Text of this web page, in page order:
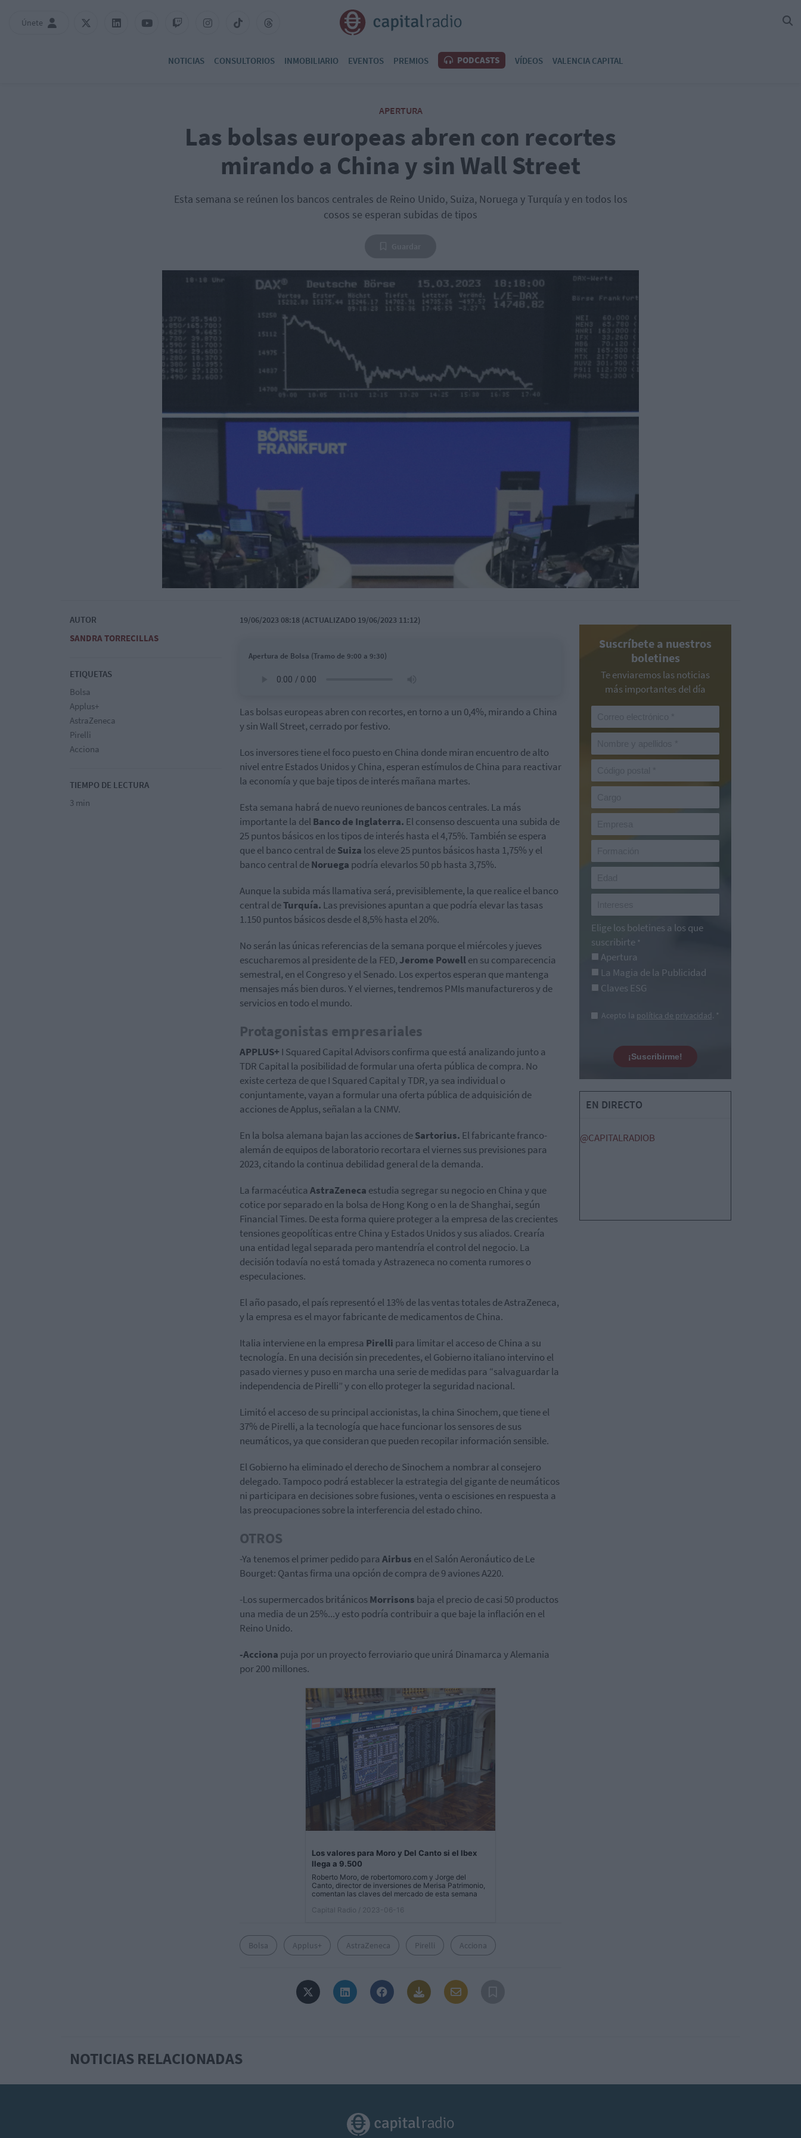
Únete
NOTICIAS CONSULTORIOS INMOBILIARIO EVENTOS PREMIOS PODCASTS VÍDEOS VALENCIA CAPITAL
APERTURA
Las bolsas europeas abren con recortes
mirando a China y sin Wall Street
Esta semana se reúnen los bancos centrales de Reino Unido, Suiza, Noruega y Turquía y en todos los
cosos se esperan subidas de tipos
AUTOR
SANDRA TORRECILLAS
ETIQUETAS
Bolsa
Applus+
AstraZeneca
Pirelli
Acciona
TIEMPO DE LECTURA
3 min
19/06/2023 08:18 (ACTUALIZADO 19/06/2023 11:12)
Apertura de Bolsa (Tramo de 9:00 a 9:30)
Las bolsas europeas abren con recortes, en torno a un 0,4%, mirando a China
y sin Wall Street, cerrado por festivo.
Los inversores tiene el foco puesto en China donde miran encuentro de alto
nivel entre Estados Unidos y China, esperan estímulos de China para reactivar
la economía y que baje tipos de interés mañana martes.
Esta semana habrá de nuevo reuniones de bancos centrales. La más
importante la delBanco de Inglaterra. El consenso descuenta una subida de
25 puntos básicos en los tipos de interés hasta el 4,75%. También se espera
que el banco central deSuiza los eleve 25 puntos básicos hasta 1,75% y el
banco central deNoruega podría elevarlos 50 pb hasta 3,75%.
Aunque la subida más llamativa será, previsiblemente, la que realice el banco
central deTurquía. Las previsiones apuntan a que podría elevar las tasas
1.150 puntos básicos desde el 8,5% hasta el 20%.
No serán las únicas referencias de la semana porque el miércoles y jueves
escucharemos al presidente de la FED, Jerome Powellen su comparecencia
semestral, en el Congreso y el Senado. Los expertos esperan que mantenga
mensajes más bien duros. Y el viernes, tendremos PMIs manufactureros y de
servicios en todo el mundo.
Protagonistas empresariales
APPLUS+ I Squared Capital Advisors confirma que está analizando junto a
TDR Capital la posibilidad de formular una oferta pública de compra. No
existe certeza de que I Squared Capital y TDR, ya sea individual o
conjuntamente, vayan a formular una oferta pública de adquisición de
acciones de Applus, señalan a la CNMV.
En la bolsa alemana bajan las acciones deSartorius. El fabricante franco-
alemán de equipos de laboratorio recortara el viernes sus previsiones para
2023, citando la continua debilidad general de la demanda.
La farmacéutica AstraZeneca estudia segregar su negocio en China y que
cotice por separado en la bolsa de Hong Kong o en la de Shanghai, según
Financial Times. De esta forma quiere proteger a la empresa de las crecientes
tensiones geopolíticas entre China y Estados Unidos y sus aliados. Crearía
una entidad legal separada pero mantendría el control del negocio. La
decisión todavía no está tomada y Astrazeneca no comenta rumores o
especulaciones.
El año pasado, el país representó el 13% de las ventas totales de AstraZeneca,
y la empresa es el mayor fabricante de medicamentos de China.
Italia interviene en la empresa Pirelli para limitar el acceso de China a su
tecnología. En una decisión sin precedentes, el Gobierno italiano intervino el
pasado viernes y puso en marcha una serie de medidas para “salvaguardar la
independencia de Pirelli” y con ello proteger la seguridad nacional.
Limitó el acceso de su principal accionistas, la china Sinochem, que tiene el
37% de Pirelli, a la tecnología que hace funcionar los sensores de sus
neumáticos, ya que consideran que pueden recopilar información sensible.
El Gobierno ha eliminado el derecho de Sinochem a nombrar al consejero
delegado. Tampoco podrá establecer la estrategia del gigante de neumáticos
ni participara en decisiones sobre fusiones, venta o escisiones en respuesta a
las preocupaciones sobre la interferencia del estado chino.
OTROS
-Ya tenemos el primer pedido para Airbus en el Salón Aeronáutico de Le
Bourget: Qantas firma una opción de compra de 9 aviones A220.
-Los supermercados británicosMorrisons baja el precio de casi 50 productos
una media de un 25%...y esto podría contribuir a que baje la inflación en el
Reino Unido.
-Acciona puja por un proyecto ferroviario que unirá Dinamarca y Alemania
por 200 millones.
Los valores para Moro y Del Canto si el Ibex
llega a 9.500
Roberto Moro, de robertomoro.com y Jorge del
Canto, director de inversiones de Merisa Patrimonio,
comentan las claves del mercado de esta semana
Capital Radio
/ 2023-06-16
Bolsa Applus+ AstraZeneca Pirelli Acciona
Suscríbete a nuestros
boletines
Te enviaremos las noticias
más importantes del día
Elige los boletines a los que
suscribirte *
Apertura
La Magia de la Publicidad
Claves ESG
Acepto la política de privacidad. *
¡Suscribirme!
EN DIRECTO
@CAPITALRADIOB
NOTICIAS RELACIONADAS